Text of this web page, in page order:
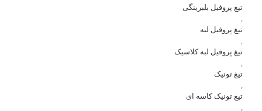
تیغ پروفیل بلبرینگی
,
تیغ پروفیل لبه
,
تیغ پروفیل لبه کلاسیک
,
تیغ تونیک
,
تیغ تونیک کاسه ای
,